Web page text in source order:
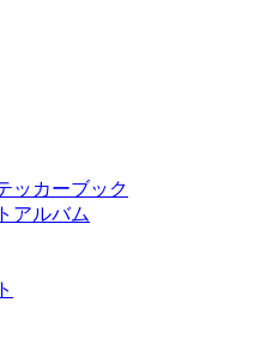
ッカーブック
アルバム